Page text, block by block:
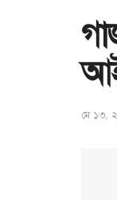
মে ১৩,